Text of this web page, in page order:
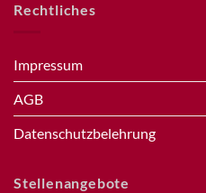
Rechtliches
Impressum
AGB
Datenschutzbelehrung
Stellenangebote